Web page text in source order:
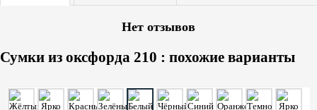
Нет отзывов
Сумки из оксфорда 210 : похожие варианты